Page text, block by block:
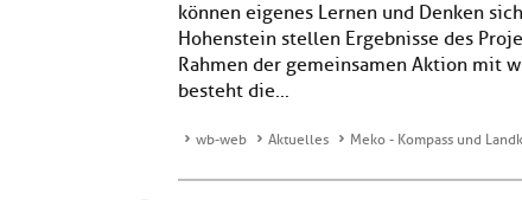
können eigenes Lernen und Denken
Hohenstein stellen Ergebnisse des
Rahmen der gemeinsamen Aktion mit
besteht die...
wb-web Aktuelles Meko - Kompass und